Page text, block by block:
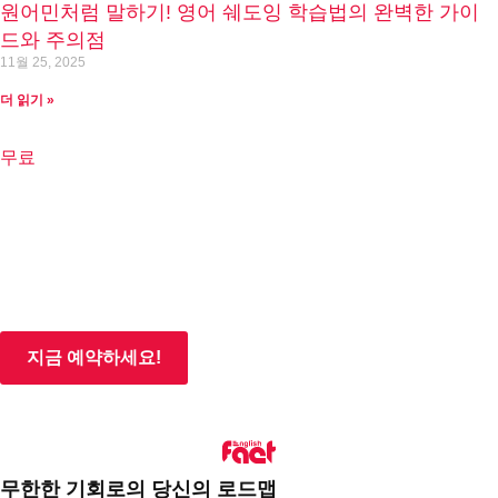
원어민처럼 말하기! 영어 쉐도잉 학습법의 완벽한 가이
드와 주의점
11월 25, 2025
더 읽기 »
무료
지금 예약하세요!
무한한 기회로의 당신의 로드맵